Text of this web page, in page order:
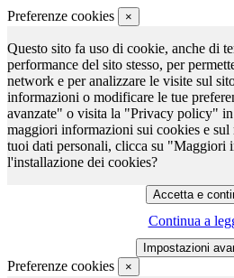
Preferenze cookies ×
Questo sito fa uso di cookie, anche di
performance del sito stesso, per
network e per analizzare le visite sul
informazioni o modificare le tue
avanzate" o visita la "Privacy policy"
maggiori informazioni sui cookies e sul
tuoi dati personali, clicca su "Maggiori
l'installazione dei cookies?
Continua a
Preferenze cookies ×